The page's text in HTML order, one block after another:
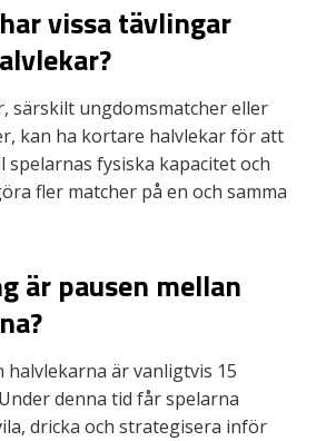
vissa tävlingar
särskilt ungdomsmatcher eller
kan ha kortare halvlekar för att
spelarnas fysiska kapacitet och
fler matcher på en och samma
är pausen mellan
halvlekarna är vanligtvis 15
denna tid får spelarna
dricka och strategisera inför